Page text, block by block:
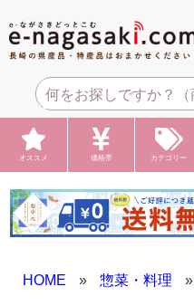
オススメ 価格帯 カテゴリー
HOME » 惣菜・料理 »